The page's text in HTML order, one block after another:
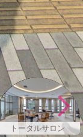
トータルサロン